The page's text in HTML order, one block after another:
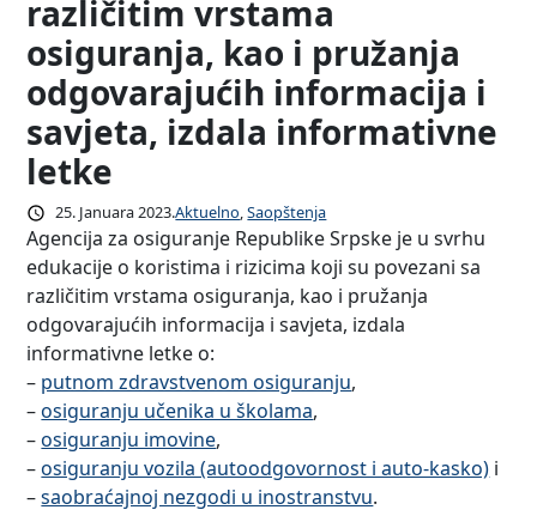
različitim vrstama
osiguranja, kao i pružanja
odgovarajućih informacija i
savjeta, izdala informativne
letke
25. Januara 2023.Aktuelno, Saopštenja
Agencija za osiguranje Republike Srpske je u svrhu
edukacije o koristima i rizicima koji su povezani sa
različitim vrstama osiguranja, kao i pružanja
odgovarajućih informacija i savjeta, izdala
informativne letke o:
– putnom zdravstvenom osiguranju,
–osiguranju učenika u školama,
–osiguranju imovine,
–osiguranju vozila (autoodgovornost i auto-kasko) i
–saobraćajnoj nezgodi u inostranstvu.